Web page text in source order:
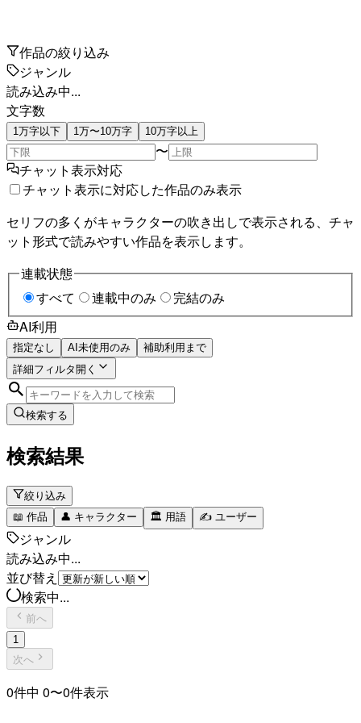
作品の絞り込み
ジャンル
読み込み中...
文字数
1万字以下 1万〜10万字 10万字以上
〜
チャット表示対応
チャット表示に対応した作品のみ表示
セリフの多くがキャラクターの吹き出しで表示される、チャ
ット形式で読みやすい作品を表示します。
連載状態
すべて
連載中のみ
完結のみ
AI利用
指定なし AI未使用のみ
補助利用まで
詳細フィルタ開く
検索する
検索結果
絞り込み
📖 作品 👤 キャラクター 🏛️ 用語 ✍️ ユーザー
ジャンル
読み込み中...
並び替え
検索中...
前へ
1
次へ
0件中 0〜0件表示